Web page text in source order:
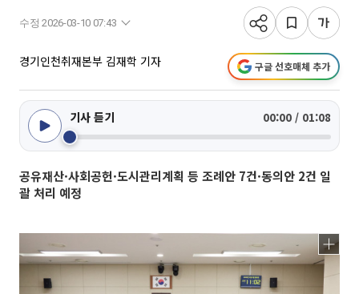
수정 2026-03-10 07:43
경기인천취재본부 김재학 기자 구글 선호매체 추가
기사 듣기 00:00 / 01:08
공유재산·사회공헌·도시관리계획 등 조례안 7건·동의안 2건 일
괄 처리 예정